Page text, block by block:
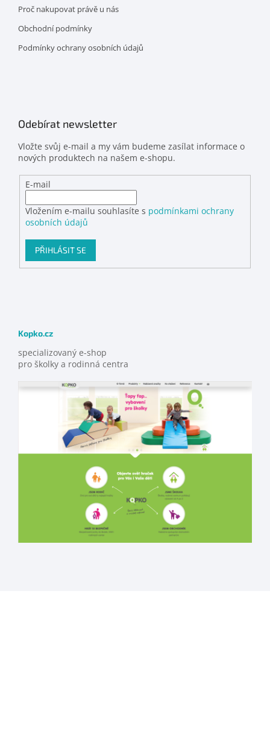
Proč nakupovat právě u nás
Obchodní podmínky
Podmínky ochrany osobních údajů
Odebírat newsletter
Vložte svůj e-mail a my vám budeme zasílat informace o
nových produktech na našem e-shopu.
E-mail
Vložením e-mailu souhlasíte s podmínkami ochrany
osobních údajů
PŘIHLÁSIT SE
Kopko.cz
specializovaný e-shop
pro školky a rodinná centra